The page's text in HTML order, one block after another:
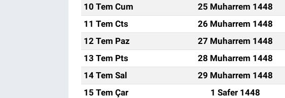
10 Tem Cum
25 Muharrem 1448
11 Tem Cts
26 Muharrem 1448
12 Tem Paz
27 Muharrem 1448
13 Tem Pts
28 Muharrem 1448
14 Tem Sal
29 Muharrem 1448
15 Tem Çar
1 Safer 1448